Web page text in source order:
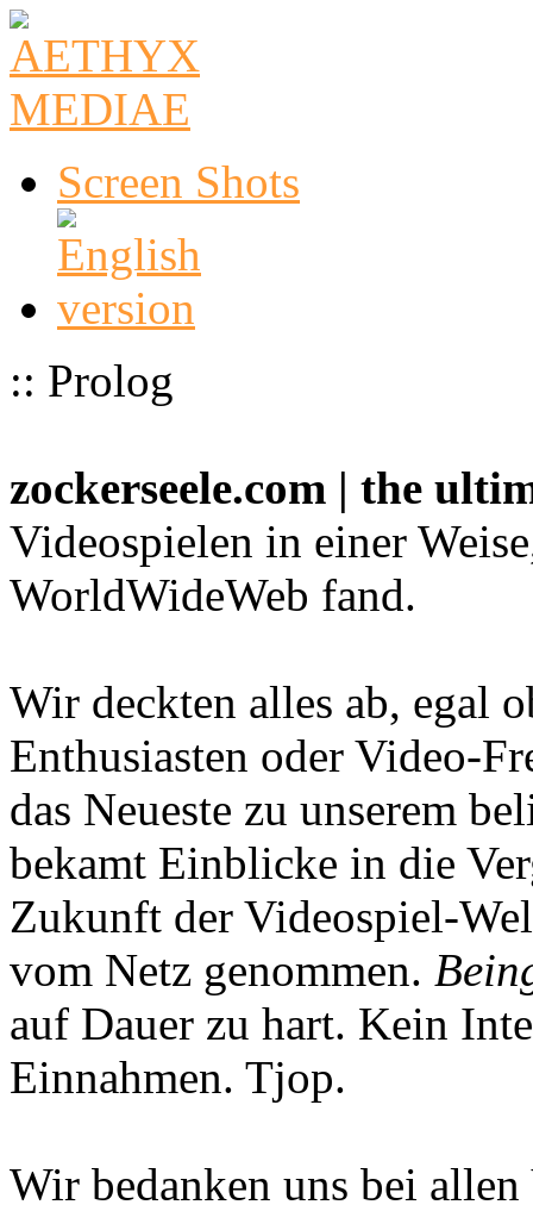
Screen Shots
:: Prolog
zockerseele.com | the
Videospielen in einer
WorldWideWeb fand.
Wir deckten alles ab, egal
Enthusiasten oder Video-
das Neueste zu unserem
bekamt Einblicke in die
Zukunft der Videospiel-
vom Netz genommen.
auf Dauer zu hart. Kein
Einnahmen. Tjop.
Wir bedanken uns bei